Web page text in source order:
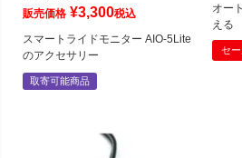
販売価格 ¥3,300税込
スマートライドモニター AIO-5Lite
のアクセサリー
取寄可能商品
オー
える
セ